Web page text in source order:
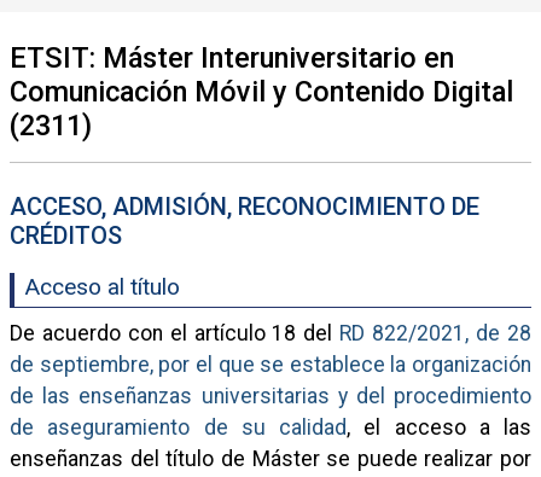
ETSIT: Máster Interuniversitario en
Comunicación Móvil y Contenido Digital
(2311)
ACCESO, ADMISIÓN, RECONOCIMIENTO DE
CRÉDITOS
Acceso al título
De acuerdo con el artículo 18 del RD 822/2021, de 28
de septiembre, por el que se establece la organización
de las enseñanzas universitarias y del procedimiento
de aseguramiento de su calidad, el acceso a las
enseñanzas del título de Máster se puede realizar por